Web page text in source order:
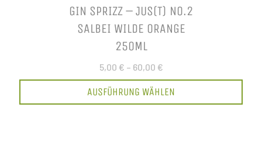
GIN SPRIZZ – JUS(T) NO.2
SALBEI WILDE ORANGE
250ML
5,00 € – 60,00 €
AUSFÜHRUNG WÄHLEN